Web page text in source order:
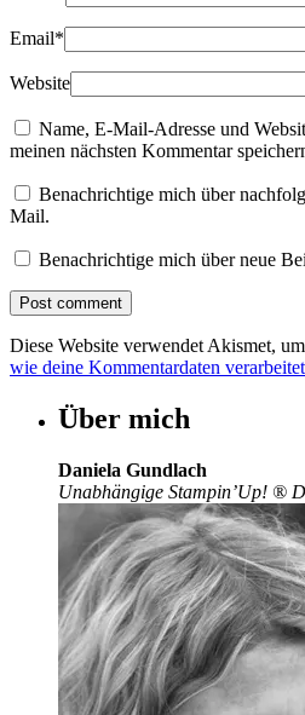
Email*
Website
Name, E-Mail-Adresse und
meinen nächsten Kommentar
Benachrichtige mich über
Mail.
Benachrichtige mich über neue
Diese Website verwendet Akismet,
wie deine Kommentardaten
Über mich
Daniela Gundlach
Unabhängige Stampin’Up! ®